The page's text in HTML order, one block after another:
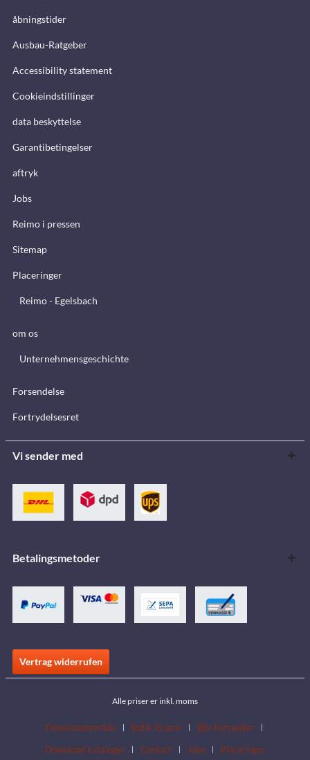
åbningstider
Ausbau-Ratgeber
Accessibility statement
Cookieindstillinger
data beskyttelse
Garantibetingelser
aftryk
Jobs
Reimo i pressen
Sitemap
Placeringer
Reimo - Egelsbach
om os
Unternehmensgeschichte
Forsendelse
Fortrydelsesret
Vi sender med
Betalingsmetoder
Vertrag widerrufen
Alle priser er inkl. moms
Downloadområde Butik locator
Bliv forhandler
Download kataloger
Contact Jobs Placeringer